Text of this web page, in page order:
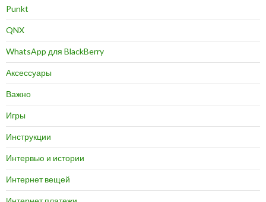
Punkt
QNX
WhatsApp для BlackBerry
Аксессуары
Важно
Игры
Инструкции
Интервью и истории
Интернет вещей